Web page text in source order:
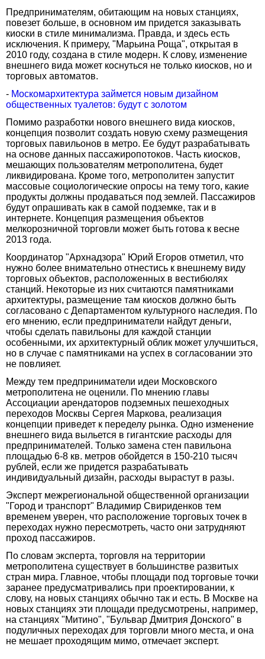
Предпринимателям, обитающим на новых станциях,
повезет больше, в основном им придется заказывать
киоски в стиле минимализма. Правда, и здесь есть
исключения. К примеру, "Марьина Роща", открытая в
2010 году, создана в стиле модерн. К слову, изменение
внешнего вида может коснуться не только киосков, но и
торговых автоматов.
- Москомархитектура займется новым дизайном
общественных туалетов: будут с золотом
Помимо разработки нового внешнего вида киосков,
концепция позволит создать новую схему размещения
торговых павильонов в метро. Ее будут разрабатывать
на основе данных пассажиропотоков. Часть киосков,
мешающих пользователям метрополитена, будет
ликвидирована. Кроме того, метрополитен запустит
массовые социологические опросы на тему того, какие
продукты должны продаваться под землей. Пассажиров
будут опрашивать как в самой подземке, так и в
интернете. Концепция размещения объектов
мелкорозничной торговли может быть готова к весне
2013 года.
Координатор "Архнадзора" Юрий Егоров отметил, что
нужно более внимательно отнестись к внешнему виду
торговых объектов, расположенных в вестибюлях
станций. Некоторые из них считаются памятниками
архитектуры, размещение там киосков должно быть
согласовано с Департаментом культурного наследия. По
его мнению, если предприниматели найдут деньги,
чтобы сделать павильоны для каждой станции
особенными, их архитектурный облик может улучшиться,
но в случае с памятниками на успех в согласовании это
не повлияет.
Между тем предприниматели идеи Московского
метрополитена не оценили. По мнению главы
Ассоциации арендаторов подземных пешеходных
переходов Москвы Сергея Маркова, реализация
концепции приведет к переделу рынка. Одно изменение
внешнего вида выльется в гигантские расходы для
предпринимателей. Только замена стен павильона
площадью 6-8 кв. метров обойдется в 150-210 тысяч
рублей, если же придется разрабатывать
индивидуальный дизайн, расходы вырастут в разы.
Эксперт межрегиональной общественной организации
"Город и транспорт" Владимир Свириденков тем
временем уверен, что расположение торговых точек в
переходах нужно пересмотреть, часто они затрудняют
проход пассажиров.
По словам эксперта, торговля на территории
метрополитена существует в большинстве развитых
стран мира. Главное, чтобы площади под торговые точки
заранее предусматривались при проектировании, к
слову, на новых станциях обычно так и есть. В Москве на
новых станциях эти площади предусмотрены, например,
на станциях "Митино", "Бульвар Дмитрия Донского" в
подуличных переходах для торговли много места, и она
не мешает проходящим мимо, отмечает эксперт.